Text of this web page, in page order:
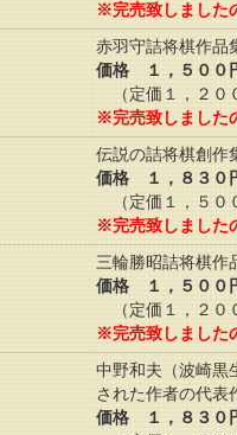
※完売致しました
赤羽守詰将棋作品
価格 １，５００
（定価１，２０
※完売致しました
伝説の詰将棋創作
価格 １，８３０
（定価１，５０
※完売致しました
三輪勝昭詰将棋作
価格 １，５００
（定価１，２０
※完売致しました
中野和夫（波崎黒
された作者の代表
価格 １，８３０